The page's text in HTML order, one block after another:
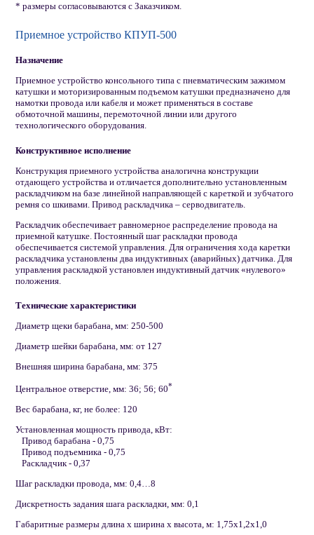
* размеры согласовываются с Заказчиком.
Приемное устройство КПУП-500
Назначение
Приемное устройство консольного типа с пневматическим зажимом
катушки и моторизированным подъемом катушки предназначено для
намотки провода или кабеля и может применяться в составе
обмоточной машины, перемоточной линии или другого
технологического оборудования.
Конструктивное исполнение
Конструкция приемного устройства аналогична конструкции
отдающего устройства и отличается дополнительно установленным
раскладчиком на базе линейной направляющей с кареткой и зубчатого
ремня со шкивами. Привод раскладчика – серводвигатель.
Раскладчик обеспечивает равномерное распределение провода на
приемной катушке. Постоянный шаг раскладки провода
обеспечивается системой управления. Для ограничения хода каретки
раскладчика установлены два индуктивных (аварийных) датчика. Для
управления раскладкой установлен индуктивный датчик «нулевого»
положения.
Технические характеристики
Диаметр щеки барабана, мм: 250-500
Диаметр шейки барабана, мм: от 127
Внешняя ширина барабана, мм: 375
Центральное отверстие, мм: 36; 56; 60*
Вес барабана, кг, не более: 120
Установленная мощность привода, кВт:
Привод барабана - 0,75
Привод подъемника - 0,75
Раскладчик - 0,37
Шаг раскладки провода, мм: 0,4…8
Дискретность задания шага раскладки, мм: 0,1
Габаритные размеры длина х ширина х высота, м: 1,75х1,2х1,0